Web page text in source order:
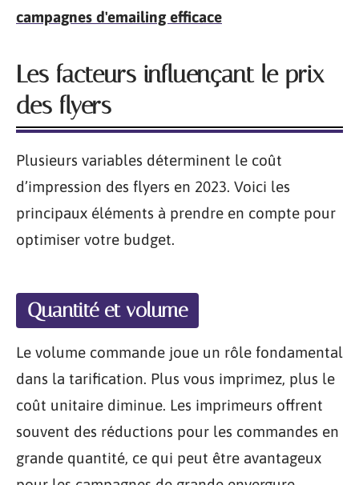
campagnes d'emailing efficace
Les facteurs influençant le prix
des flyers
Plusieurs variables déterminent le coût
d’impression des flyers en 2023. Voici les
principaux éléments à prendre en compte pour
optimiser votre budget.
Quantité et volume
Le volume commande joue un rôle fondamental
dans la tarification. Plus vous imprimez, plus le
coût unitaire diminue. Les imprimeurs offrent
souvent des réductions pour les commandes en
grande quantité, ce qui peut être avantageux